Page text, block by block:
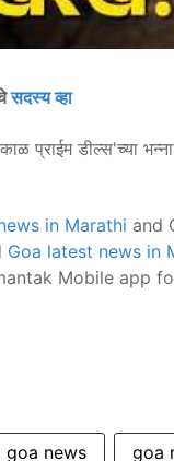
सदस्य व्हा
प्राईम डील्स'च्या
in Marathi and
Goa latest news in
Mobile app
goa news goa